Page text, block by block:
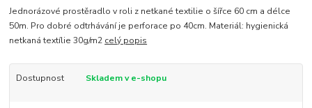
Jednorázové prostěradlo v roli z netkané textilie o šířce 60 cm a délce
50m. Pro dobré odtrhávání je perforace po 40cm. Materiál: hygienická
netkaná textílie 30g/m2 celý popis
Dostupnost Skladem v e-shopu